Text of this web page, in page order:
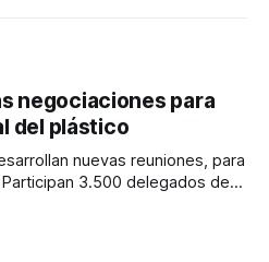
negociaciones para
del plástico
nuevas reuniones, para
3.500 delegados de